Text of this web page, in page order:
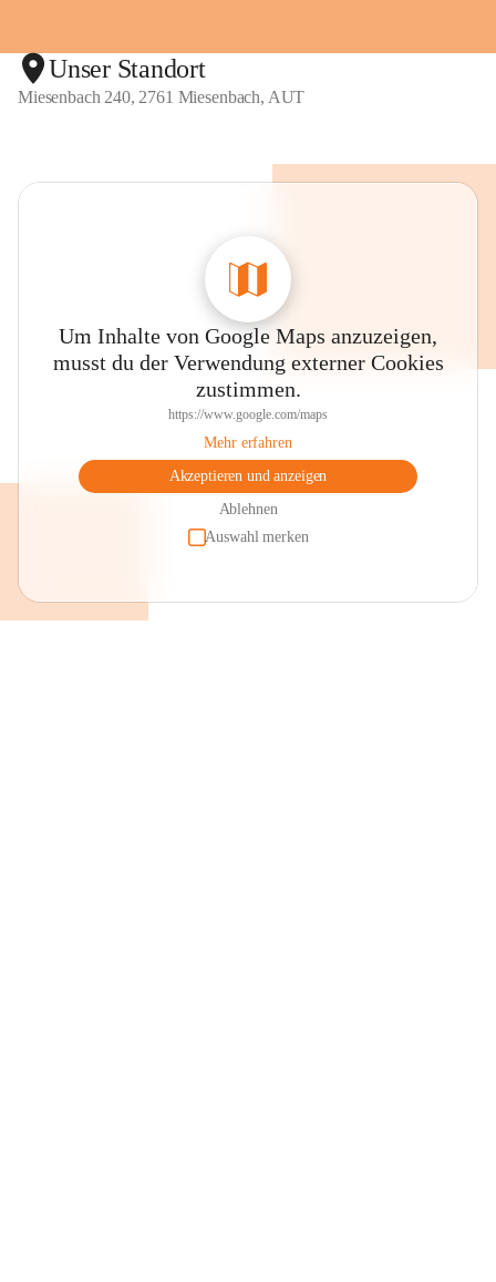
Unser Standort
Miesenbach 240, 2761 Miesenbach, AUT
Um Inhalte von Google Maps anzuzeigen,
musst du der Verwendung externer Cookies
zustimmen.
https://www.google.com/maps
Mehr erfahren
Akzeptieren und anzeigen
Ablehnen
Auswahl merken